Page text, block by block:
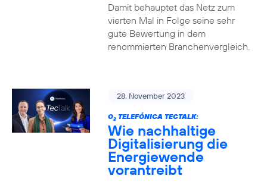
Damit behauptet das Netz zum
vierten Mal in Folge seine sehr
gute Bewertung in dem
renommierten Branchenvergleich.
28. November 2023
O2TELEFÓNICA TECTALK:
Wie nachhaltige
Digitalisierung die
Energiewende
vorantreibt